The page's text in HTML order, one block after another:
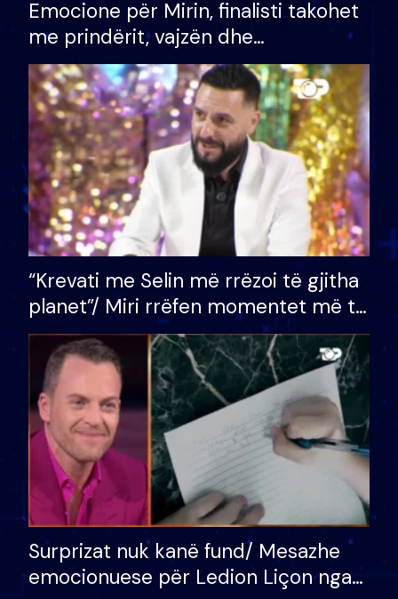
Emocione për Mirin, finalisti takohet
me prindërit, vajzën dhe
bashkëshorten: S’kemi ndonjë letër
divorci apo jo?
“Krevati me Selin më rrëzoi të gjitha
planet”/ Miri rrëfen momentet më të
bukura në shtëpinë e BB VIP: Do më
mungojë zilja e mëngjesit kur…
Surprizat nuk kanë fund/ Mesazhe
emocionuese për Ledion Liçon nga